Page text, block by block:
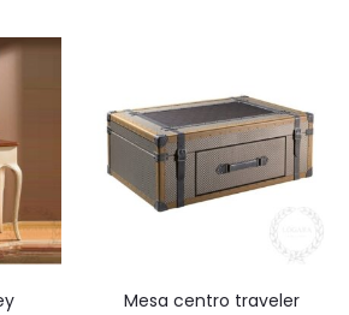
mesa centro traveler